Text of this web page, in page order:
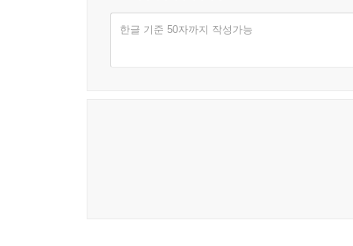
한글 기준 50자까지 작성가능